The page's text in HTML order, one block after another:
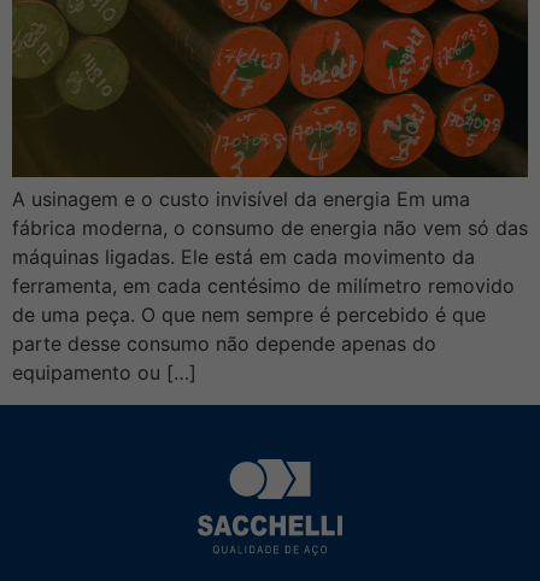
A usinagem e o custo invisível da energia Em uma
fábrica moderna, o consumo de energia não vem só das
máquinas ligadas. Ele está em cada movimento da
ferramenta, em cada centésimo de milímetro removido
de uma peça. O que nem sempre é percebido é que
parte desse consumo não depende apenas do
equipamento ou […]